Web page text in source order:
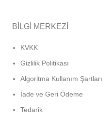
BİLGİ MERKEZİ
KVKK
Gizlilik Politikası
Algoritma Kullanım Şartları
İade ve Geri Ödeme
Tedarik